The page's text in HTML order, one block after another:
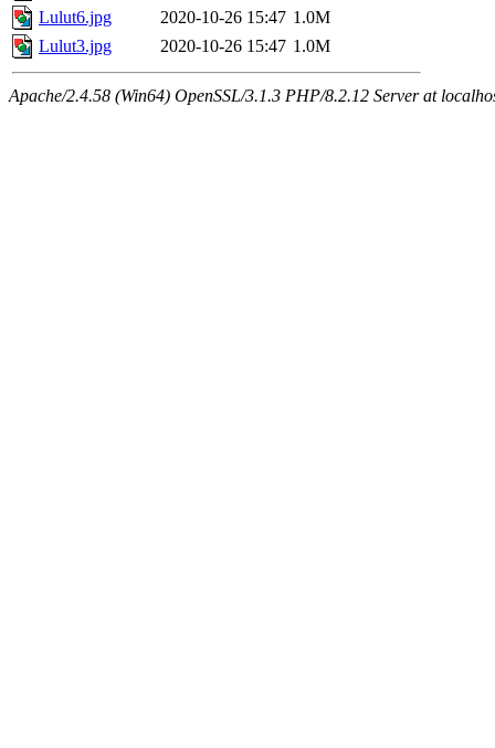
Lulut6.jpg
2020-10-26 15:47 1.0M
Lulut3.jpg
2020-10-26 15:47 1.0M
Apache/2.4.58 (Win64) OpenSSL/3.1.3 PHP/8.2.12 Server at